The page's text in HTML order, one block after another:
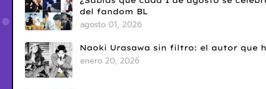
del fandom BL
agosto 01, 2026
Naoki Urasawa sin filtro: el autor que
enero 20, 2026